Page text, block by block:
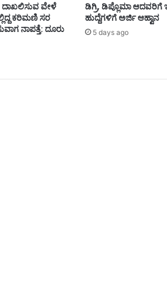
ದಾಖಲಿಸುವ ವೇಳೆ
ಕರಿಮಣಿ ಸರ
ನಾಪತ್ತೆ: ದೂರು
ಡಿಗ್ರಿ, ಡಿಪ್ಲೊಮಾ ಆದವರಿಗೆ
ಹುದ್ದೆಗಳಿಗೆ ಅರ್ಜಿ ಆಹ್ವಾನ
5 days ago